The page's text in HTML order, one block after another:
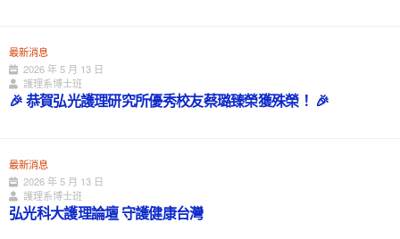
最新消息
2026 年 5 月 13 日
護理系博士班
🎉 恭賀弘光護理研究所優秀校友蔡璐臻榮獲殊榮！ 🎉
最新消息
2026 年 5 月 13 日
護理系博士班
弘光科大護理論壇 守護健康台灣